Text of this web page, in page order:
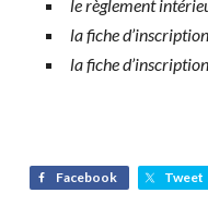
le règlement
la fiche
la fiche
Facebook Tweet